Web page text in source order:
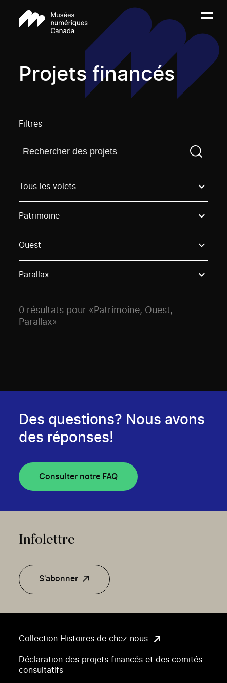
Projets financés
Filtres
Trouvez un projetVous devez saisir un terme de
Tous les volets
Patrimoine
Ouest
Parallax
0 résultats pour «Patrimoine, Ouest,
Parallax»
Collection Histoires de chez nous
Déclaration des projets financés et des comités
consultatifs
Des questions? Nous avons
des réponses!
Consulter notre FAQ
Infolettre
S'abonner